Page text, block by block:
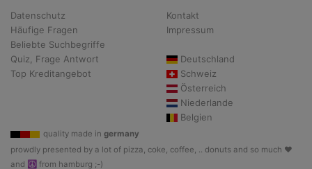
Datenschutz
Häufige Fragen
Beliebte Suchbegriffe
Quiz, Frage Antwort
Top Kreditangebot
Kontakt
Impressum
Deutschland
Schweiz
Österreich
Niederlande
Belgien
quality made in germany
prowdly presented by a lot of pizza, coke, coffee, .. donuts and so much ♥
and ☮ from hamburg ;-)